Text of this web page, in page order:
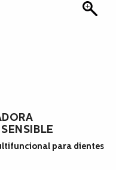
para dientes